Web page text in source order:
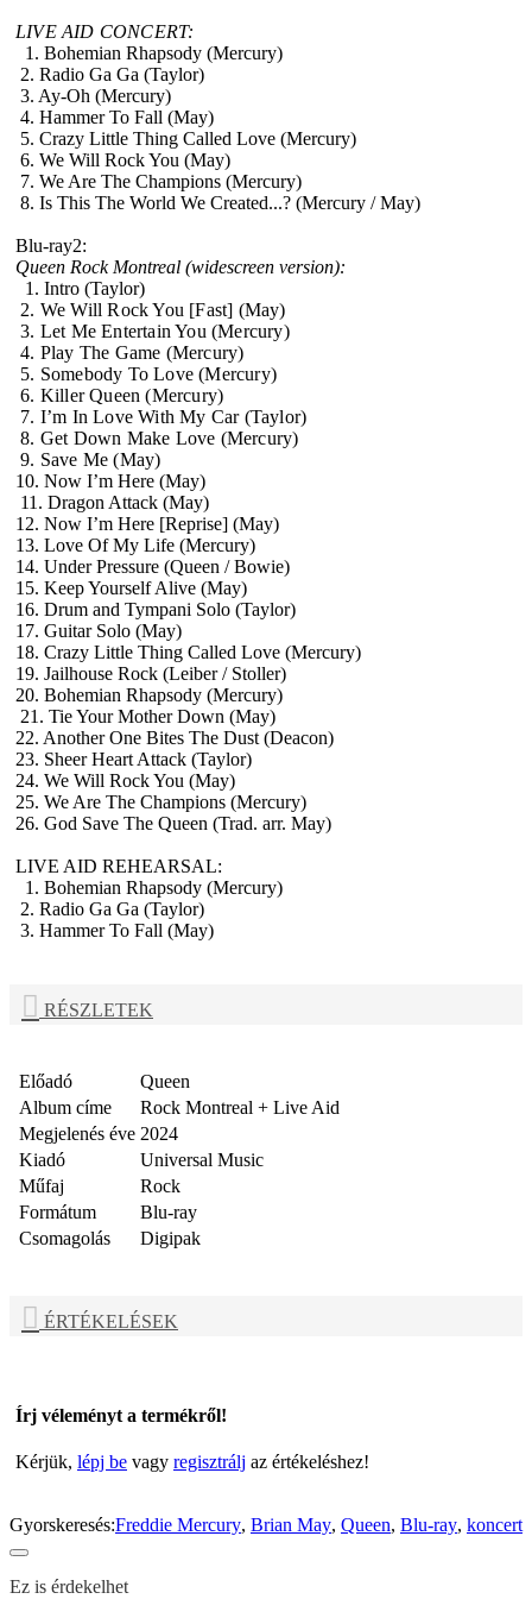
LIVE AID CONCERT:
1. Bohemian Rhapsody (Mercury)
2. Radio Ga Ga (Taylor)
3. Ay-Oh (Mercury)
4. Hammer To Fall (May)
5. Crazy Little Thing Called Love (Mercury)
6. We Will Rock You (May)
7. We Are The Champions (Mercury)
8. Is This The World We Created...? (Mercury / May)
Blu-ray2:
Queen Rock Montreal (widescreen version):
1. Intro (Taylor)
2. We Will Rock You [Fast] (May)
3. Let Me Entertain You (Mercury)
4. Play The Game (Mercury)
5. Somebody To Love (Mercury)
6. Killer Queen (Mercury)
7. I’m In Love With My Car (Taylor)
8. Get Down Make Love (Mercury)
9. Save Me (May)
10. Now I’m Here (May)
11. Dragon Attack (May)
12. Now I’m Here [Reprise] (May)
13. Love Of My Life (Mercury)
14. Under Pressure (Queen / Bowie)
15. Keep Yourself Alive (May)
16. Drum and Tympani Solo (Taylor)
17. Guitar Solo (May)
18. Crazy Little Thing Called Love (Mercury)
19. Jailhouse Rock (Leiber / Stoller)
20. Bohemian Rhapsody (Mercury)
21. Tie Your Mother Down (May)
22. Another One Bites The Dust (Deacon)
23. Sheer Heart Attack (Taylor)
24. We Will Rock You (May)
25. We Are The Champions (Mercury)
26. God Save The Queen (Trad. arr. May)
LIVE AID REHEARSAL:
1. Bohemian Rhapsody (Mercury)
2. Radio Ga Ga (Taylor)
3. Hammer To Fall (May)
RÉSZLETEK
Előadó
Queen
Album címe
Rock Montreal + Live Aid
Megjelenés éve 2024
Kiadó
Universal Music
Műfaj
Rock
Formátum
Blu-ray
Csomagolás
Digipak
ÉRTÉKELÉSEK
Írj véleményt a termékről!
Kérjük, lépj be vagy regisztrálj az értékeléshez!
Gyorskeresés:Freddie Mercury, Brian May, Queen, Blu-ray, koncert
Ez is érdekelhet